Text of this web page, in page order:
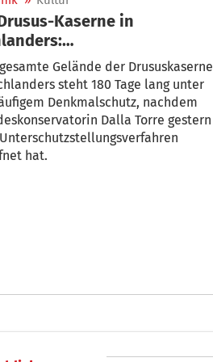
Gelände der Drususkaserne
steht 180 Tage lang unter
Denkmalschutz, nachdem
Dalla Torre gestern
hat.